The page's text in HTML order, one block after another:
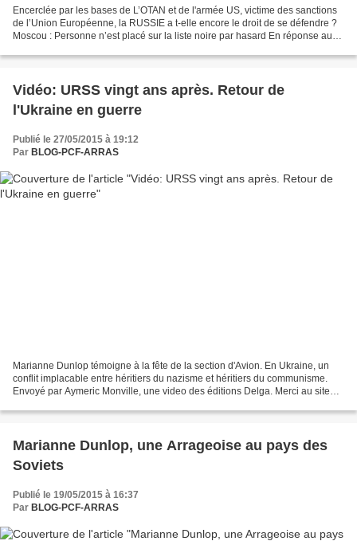
Encerclée par les bases de L’OTAN et de l'armée US, victime des sanctions
de l’Union Européenne, la RUSSIE a t-elle encore le droit de se défendre ?
Moscou : Personne n’est placé sur la liste noire par hasard En réponse aux
Vidéo: URSS vingt ans après. Retour de
l'Ukraine en guerre
Publié le 27/05/2015 à 19:12
Par BLOG-PCF-ARRAS
Marianne Dunlop témoigne à la fête de la section d'Avion. En Ukraine, un
conflit implacable entre héritiers du nazisme et héritiers du communisme.
Envoyé par Aymeric Monville, une video des éditions Delga. Merci au site
Marianne Dunlop, une Arrageoise au pays des
Soviets
Publié le 19/05/2015 à 16:37
Par BLOG-PCF-ARRAS